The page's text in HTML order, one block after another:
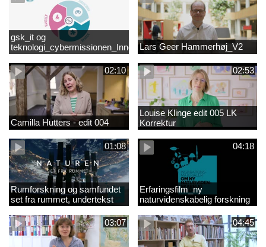
gsk_it og
teknologi_cybermissionen_InnovationscirklenLars Geer Hammerhøj_V2
02:10
Camilla Hutters - edit 004
02:53
Louise Klinge edit 005 LK
Korrektur
01:08
Rumforskning og samfundet
set fra rummet, undertekst
04:18
Erfaringsfilm_ny
naturvidenskabelig forskning
03:07 04:45